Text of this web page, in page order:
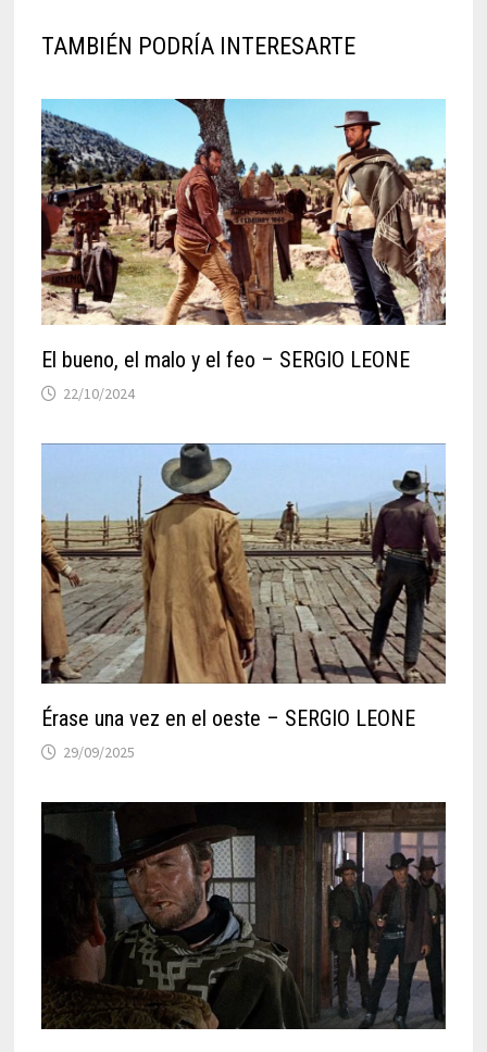
TAMBIÉN PODRÍA INTERESARTE
El bueno, el malo y el feo – SERGIO LEONE
22/10/2024
Érase una vez en el oeste – SERGIO LEONE
29/09/2025